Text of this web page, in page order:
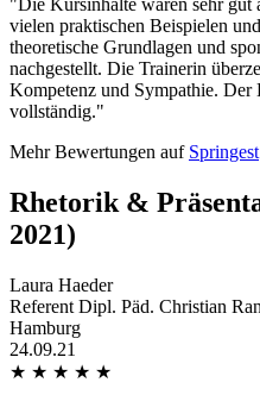
"Die Kursinhalte waren sehr gut
vielen praktischen Beispielen
theoretische Grundlagen und
nachgestellt. Die Trainerin
Kompetenz und Sympathie.
vollständig."
Mehr Bewertungen auf Springest
Rhetorik &
2021)
Laura Haeder
Referent Dipl. Päd. Christian
Hamburg
24.09.21
★ ★ ★ ★ ★